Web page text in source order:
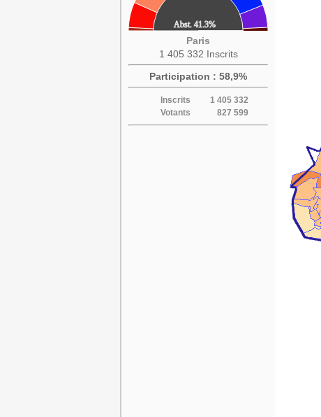
Paris
1 405 332 Inscrits
Participation : 58,9%
Inscrits
1 405 332
Votants
827 599